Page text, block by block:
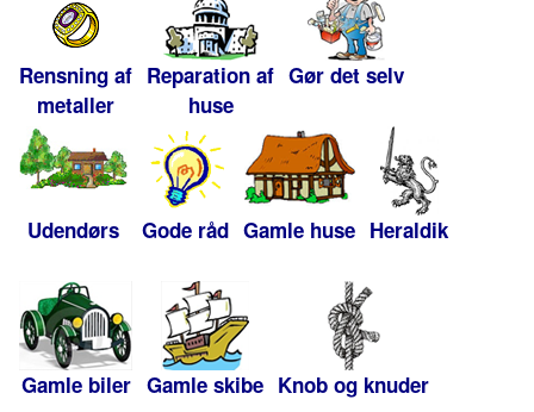
Rensning af
metaller
Reparation af
huse
Gør det selv
Udendørs Gode råd Gamle huse Heraldik
Gamle biler Gamle skibe Knob og knuder